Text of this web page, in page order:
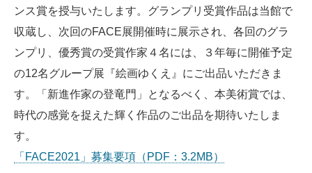
ンス賞を授与いたします。グランプリ受賞作品は当館で
収蔵し、次回のFACE展開催時に展示され、各回のグラ
ンプリ、優秀賞の受賞作家４名には、３年毎に開催予定
の12名グループ展『絵画ゆくえ』にご出品いただきま
す。「新進作家の登竜門」となるべく、本美術賞では、
時代の感覚を捉えた輝く作品のご出品を期待いたしま
す。
「FACE2021」募集要項（PDF：3.2MB）